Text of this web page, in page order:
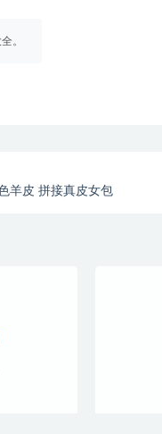
。
羊皮 拼接真皮女包